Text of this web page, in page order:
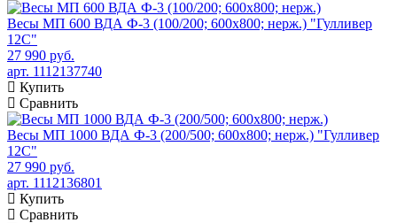
Весы МП 600 ВДА Ф-3 (100/200; 600х800; нерж.) "Гулливер
12С"
27 990 руб.
арт. 1112137740
Купить
Сравнить
Весы МП 1000 ВДА Ф-3 (200/500; 600х800; нерж.) "Гулливер
12С"
27 990 руб.
арт. 1112136801
Купить
Сравнить